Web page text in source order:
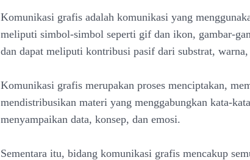
Komunikasi grafis adalah komunikasi yang
meliputi simbol-simbol seperti gif dan ikon, gambar-
dan dapat meliputi kontribusi pasif dari substrat,
Komunikasi grafis merupakan proses menciptakan,
mendistribusikan materi yang menggabungkan kata-
menyampaikan data, konsep, dan emosi.
Sementara itu, bidang komunikasi grafis mencakup